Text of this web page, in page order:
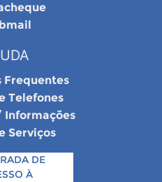
Frequentes
Telefones
Serviços
DE
À